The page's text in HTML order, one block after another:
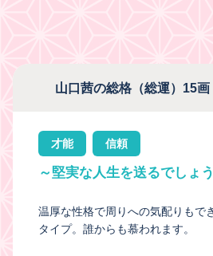
山口茜の総格（総運）15画
才能 信頼
～堅実な人生を送るでしょ
温厚な性格で周りへの気配りもで
タイプ。誰からも慕われます。